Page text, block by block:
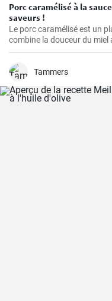
Porc caramélisé à la
saveurs !
Le porc caramélisé est un
combine la douceur du miel
Tammers